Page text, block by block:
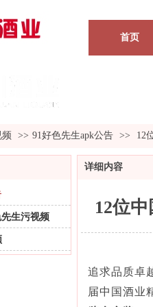
首页
>> 91好色先生apk公告 >> 12
生污视频
详细内容
12位
追求品质卓
届中国酒业